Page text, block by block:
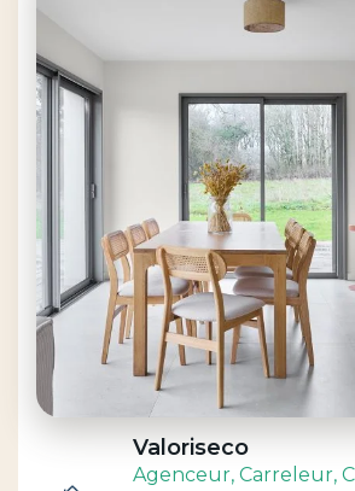
Valoriseco
Agenceur, Carreleur,